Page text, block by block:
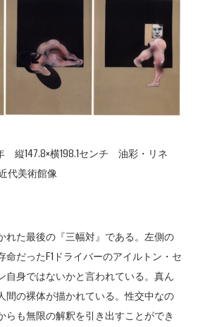
縦147.8×横198.1センチ 油彩・リネ
代美術館像
れた最後の『三幅対』である。左側の
命だったF1ドライバーのアイルトン・セ
自身ではないかと言われている。真ん
間の裸体が描かれている。性交中なの
らも無限の解釈を引き出すことができ